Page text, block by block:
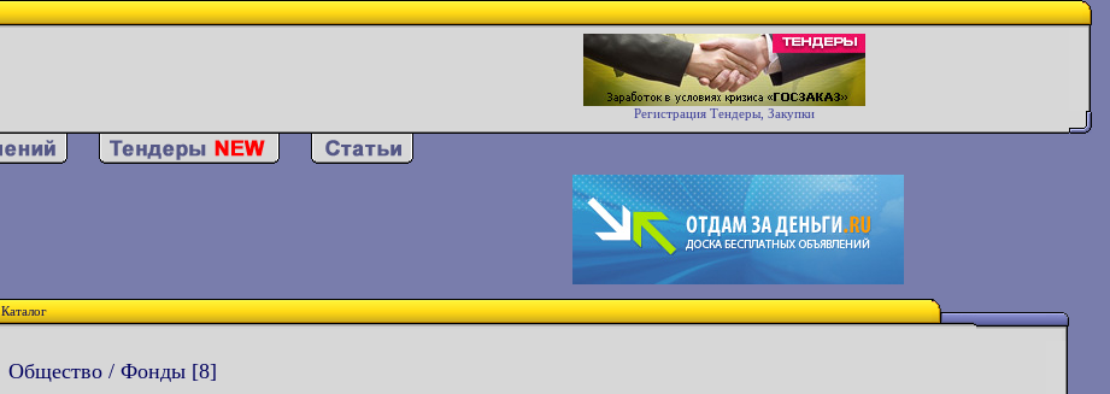
Регистрация Тендеры, Закупки
Каталог
Общество / Фонды [8]